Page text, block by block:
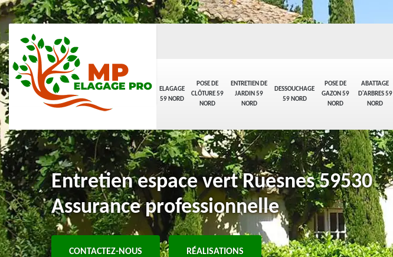
ELAGAGE
59 NORD
POSE DE
CLÔTURE 59
NORD
ENTRETIEN DE
JARDIN 59
NORD
DESSOUCHAGE
59 NORD
POSE DE
GAZON 59
NORD
ABATTAGE
D'ARBRES 59
NORD
Entretien espace vert Ruesnes 59530
Assurance professionnelle
CONTACTEZ-NOUS RÉALISATIONS